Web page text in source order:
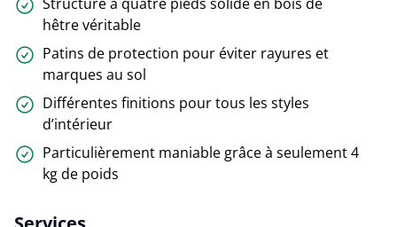
hêtre véritable
Patins de protection pour éviter rayures et
marques au sol
Différentes finitions pour tous les styles
d’intérieur
Particulièrement maniable grâce à seulement 4
kg de poids